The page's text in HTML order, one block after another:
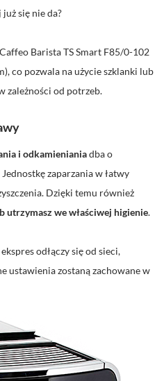
się nie da?
Barista TS Smart F85/0-102
co pozwala na użycie szklanki lub
zależności od potrzeb.
i odkamienianiadba o
zaparzania w łatwy
Dzięki temu również
utrzymasz we właściwej higienie.
odłączy się od sieci,
ustawienia zostaną zachowane w